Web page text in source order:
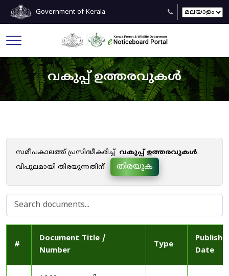
Government of Kerala
വകുപ്പ് ഉത്തരവുകൾ
സമീപകാലത്ത് പ്രസിദ്ധീകരിച്ച് വകുപ്പ് ഉത്തരവുകൾ.
വിപുലമായി തിരയുന്നതിന്
തിരയുക
#
Document Title /
Number
Type
Date